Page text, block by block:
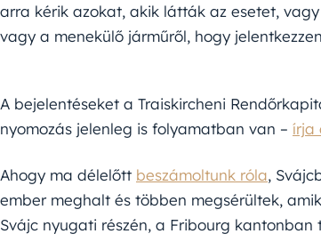
arra kérik azokat, akik látták az esetet,
vagy a menekülő járműről, hogy
A bejelentéseket a Traiskircheni
nyomozás jelenleg is folyamatban van – írja
Ahogy ma délelőtt beszámoltunk róla,
ember meghalt és többen megsérültek,
Svájc nyugati részén, a Fribourg